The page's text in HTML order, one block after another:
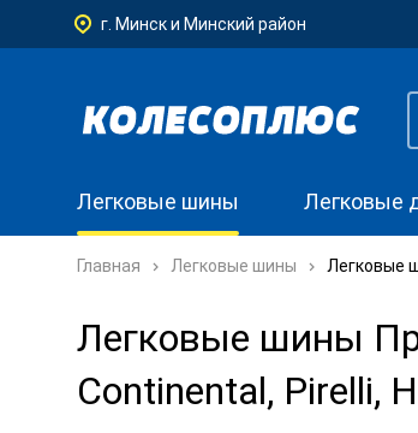
г. Минск и Минский район
Легковые шины Легковые
Главная Легковые шины Легковые
Легковые шины
Continental, Pirelli,